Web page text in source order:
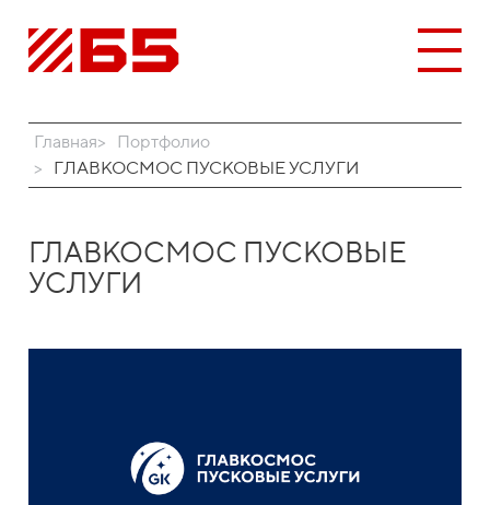
Главная
Портфолио
ГЛАВКОСМОС ПУСКОВЫЕ УСЛУГИ
ГЛАВКОСМОС ПУСКОВЫЕ
УСЛУГИ